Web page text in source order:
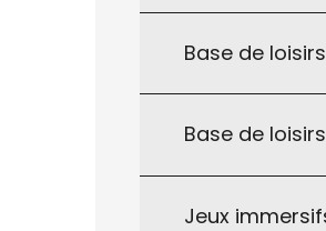
Base de
Base de
Jeux